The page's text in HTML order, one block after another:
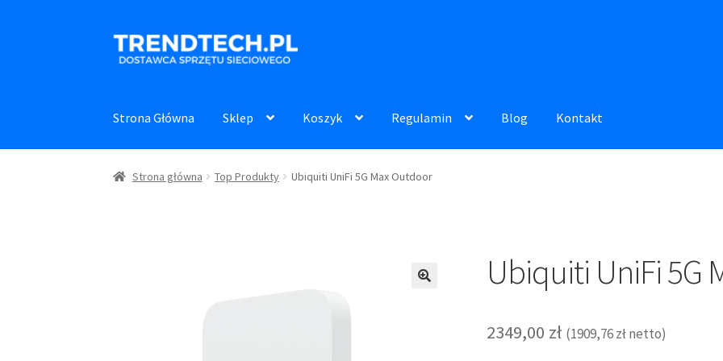
Przejdź
do
Przejdź
do
Strona Główna Sklep Koszyk Regulamin Blog Kontakt
Strona główna Top Produkty Ubiquiti UniFi 5G Max Outdoor
Ubiquiti UniFi 5G
2349,00 zł (1909,76złnetto)